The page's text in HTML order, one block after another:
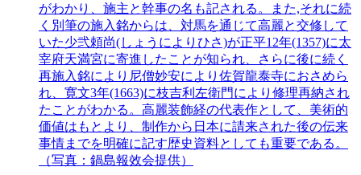
がわかり、施主と幹事の名も記される。また,それに続
く別筆の施入銘からは、対馬を通じて高麗と交修して
いた少弐頼尚(しょうによりひさ)が正平12年(1357)に太
宰府天満宮に寄進したことが知られ、さらに後に続く
再施入銘により尼僧妙安により佐賀龍泰寺におさめら
れ、寛文3年(1663)に枝吉利左衛門により修理再納され
たことがわかる。高麗装飾経の代表作として、美術的
価値はもとより、制作から日本に請来された後の伝来
事情までを明確に記す歴史資料としても重要である。
（写真：鍋島報效会提供）